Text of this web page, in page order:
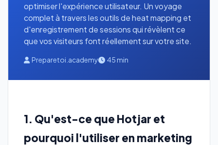
optimiser l'expérience utilisateur. Un voyage
complet à travers les outils de heat mapping et
d'enregistrement de sessions qui révèlent ce
que vos visiteurs font réellement sur votre site.
Preparetoi.academy 45 min
1. Qu'est-ce que Hotjar et
pourquoi l'utiliser en marketing